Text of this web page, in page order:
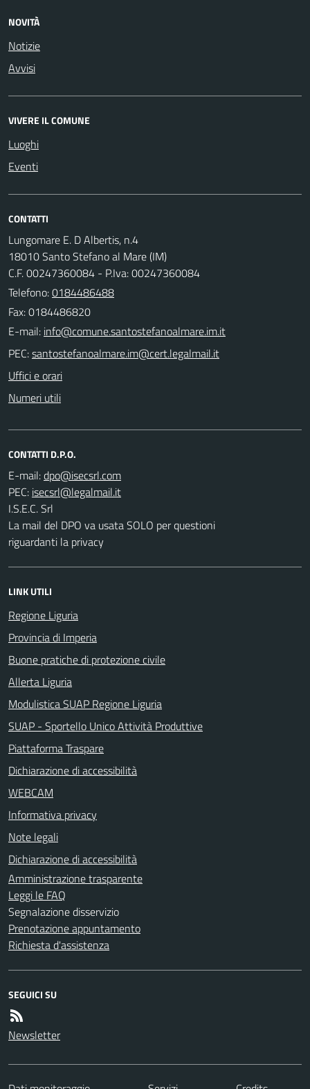
NOVITÀ
Notizie
Avvisi
VIVERE IL COMUNE
Luoghi
Eventi
CONTATTI
Lungomare E. D Albertis, n.4
18010 Santo Stefano al Mare (IM)
C.F. 00247360084 - P.Iva: 00247360084
Telefono:0184486488
Fax: 0184486820
E-mail:
PEC:
Uffici e orari
Numeri utili
CONTATTI D.P.O.
E-mail:
PEC:
I.S.E.C. Srl
La mail del DPO va usata SOLO per questioni
riguardanti la privacy
LINK UTILI
Regione Liguria
Provincia di Imperia
Buone pratiche di protezione civile
Allerta Liguria
Modulistica SUAP Regione Liguria
SUAP - Sportello Unico Attività Produttive
Piattaforma Traspare
Dichiarazione di accessibilità
WEBCAM
Informativa privacy
Note legali
Dichiarazione di accessibilità
Amministrazione trasparente
Leggi le FAQ
Segnalazione disservizio
Prenotazione appuntamento
Richiesta d'assistenza
SEGUICI SU
Newsletter